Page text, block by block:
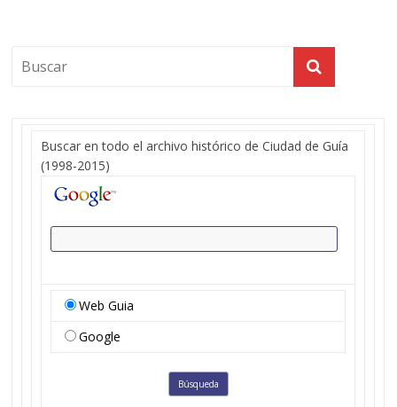
Buscar en todo el archivo histórico de Ciudad de Guía
(1998-2015)
Web Guia
Google